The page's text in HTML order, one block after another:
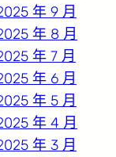
年 9 月
年 8 月
年 7 月
年 6 月
年 5 月
年 4 月
年 3 月